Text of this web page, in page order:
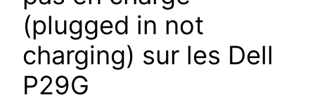
(plugged in not
charging) sur les Dell
P29G